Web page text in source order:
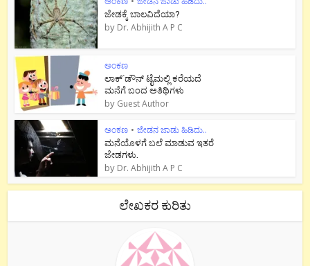
ಜೇಡಕ್ಕೆ ಬಾಲವಿದೆಯಾ?
by Dr. Abhijith A P C
ಅಂಕಣ
ಲಾಕ್`ಡೌನ್ ಟೈಮಲ್ಲಿ ಕರೆಯದೆ
ಮನೆಗೆ ಬಂದ ಅತಿಥಿಗಳು
by Guest Author
ಅಂಕಣ • ಜೇಡನ ಜಾಡು ಹಿಡಿದು..
ಮನೆಯೊಳಗೆ ಬಲೆ ಮಾಡುವ ಇತರೆ
ಜೇಡಗಳು.
by Dr. Abhijith A P C
ಲೇಖಕರ ಕುರಿತು